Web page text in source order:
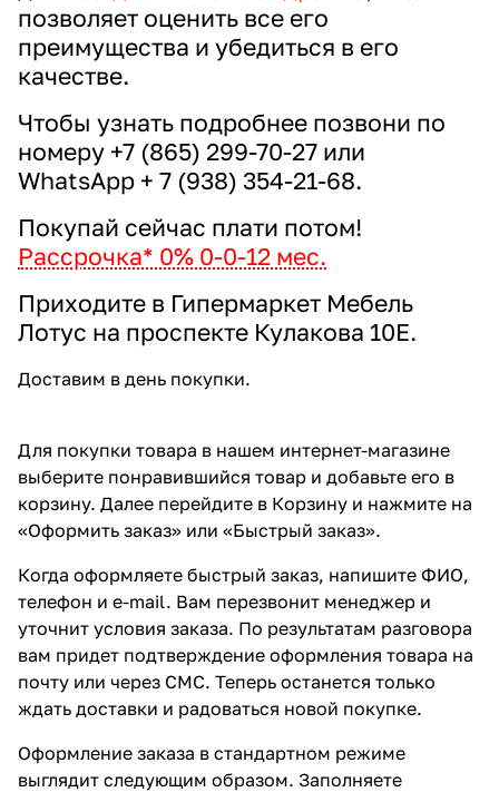
позволяет оценить все его
преимущества и убедиться в его
качестве.
Чтобы узнать подробнее позвони по
номеру +7 (865) 299-70-27 или
WhatsApp + 7 (938) 354-21-68.
Покупай сейчас плати потом!
Рассрочка* 0% 0-0-12 мес.
Приходите в Гипермаркет Мебель
Лотус на проспекте Кулакова 10Е.
Доставим в день покупки.
Для покупки товара в нашем интернет-магазине
выберите понравившийся товар и добавьте его в
корзину. Далее перейдите в Корзину и нажмите на
«Оформить заказ» или «Быстрый заказ».
Когда оформляете быстрый заказ, напишите ФИО,
телефон и e-mail. Вам перезвонит менеджер и
уточнит условия заказа. По результатам разговора
вам придет подтверждение оформления товара на
почту или через СМС. Теперь останется только
ждать доставки и радоваться новой покупке.
Оформление заказа в стандартном режиме
выглядит следующим образом. Заполняете